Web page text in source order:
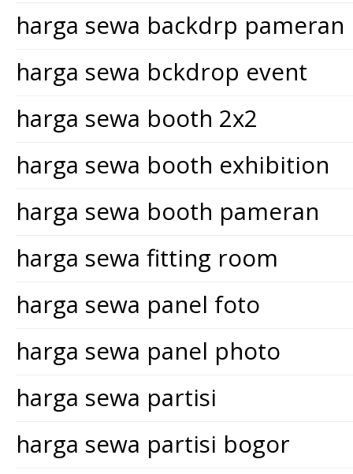
harga sewa backdrp pameran
harga sewa bckdrop event
harga sewa booth 2x2
harga sewa booth exhibition
harga sewa booth pameran
harga sewa fitting room
harga sewa panel foto
harga sewa panel photo
harga sewa partisi
harga sewa partisi bogor